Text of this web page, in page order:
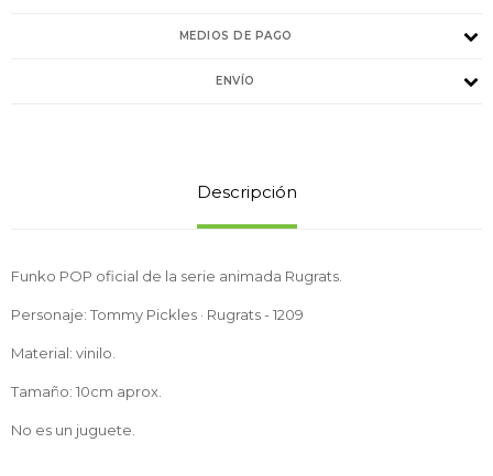
MEDIOS DE PAGO
ENVÍO
Descripción
Funko POP oficial de la serie animada Rugrats.
Personaje: Tommy Pickles · Rugrats - 1209
Material: vinilo.
Tamaño: 10cm aprox.
No es un juguete.